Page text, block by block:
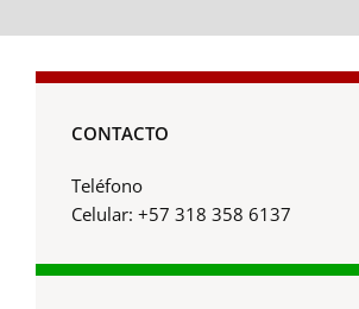
CONTACTO
Teléfono
Celular: +57 318 358 6137